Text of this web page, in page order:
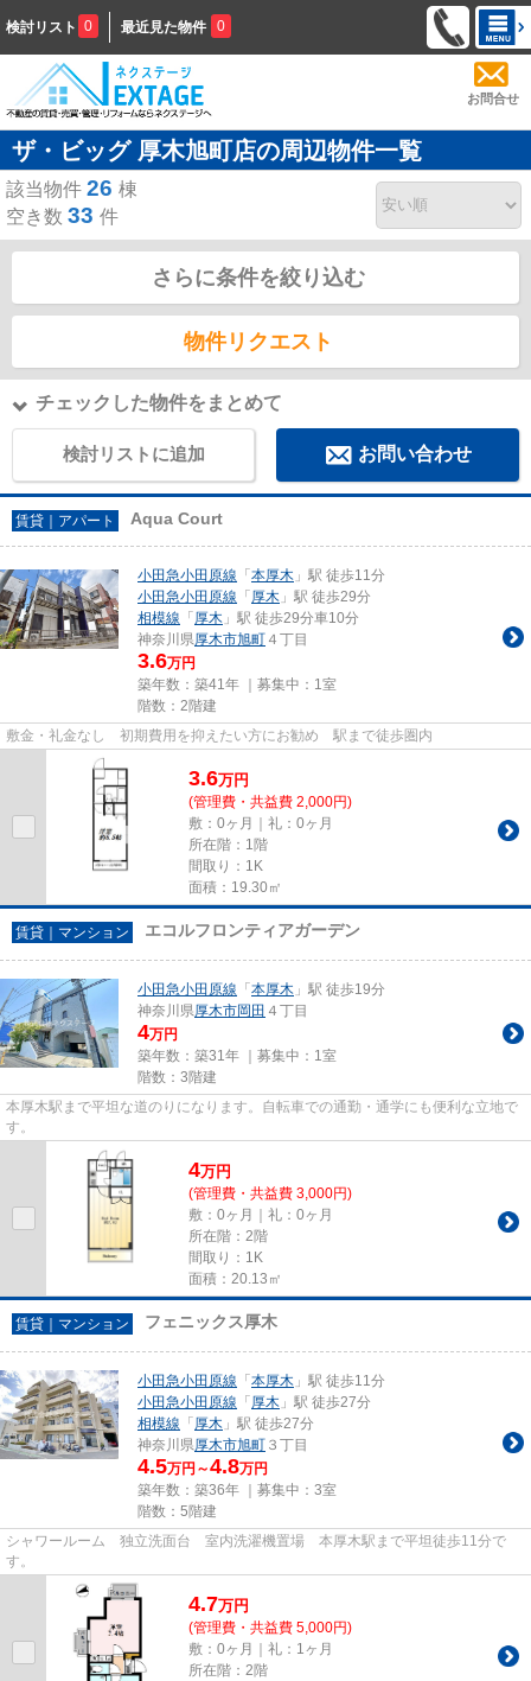
検討リスト 0 最近見た物件 0
お問合せ
ザ・ビッグ 厚木旭町店の周辺物件一覧
該当物件 26 棟
空き数 33 件
さらに条件を絞り込む
物件リクエスト
チェックした物件をまとめて
検討リストに追加 お問い合わせ
賃貸｜アパート Aqua Court
小田急小田原線 「本厚木 」駅 徒歩11分
小田急小田原線 「厚木 」駅 徒歩29分
相模線 「厚木 」駅 徒歩29分車10分
神奈川県厚木市旭町 ４丁目
3.6万円
築年数：築41年 ｜募集中： 1室
階数：2階建
敷金・礼金なし 初期費用を抑えたい方にお勧め 駅まで徒歩圏内
3.6万円
(管理費・共益費 2,000円)
敷：0ヶ月｜礼：0ヶ月
所在階：1階
間取り：1K
面積：19.30㎡
賃貸｜マンション エコルフロンティアガーデン
小田急小田原線 「本厚木 」駅 徒歩19分
神奈川県厚木市岡田 ４丁目
4万円
築年数：築31年 ｜募集中： 1室
階数：3階建
本厚木駅まで平坦な道のりになります。自転車での通勤・通学にも便利な立地で
す。
4万円
(管理費・共益費 3,000円)
敷：0ヶ月｜礼：0ヶ月
所在階：2階
間取り：1K
面積：20.13㎡
賃貸｜マンション フェニックス厚木
小田急小田原線 「本厚木 」駅 徒歩11分
小田急小田原線 「厚木 」駅 徒歩27分
相模線 「厚木 」駅 徒歩27分
神奈川県厚木市旭町 ３丁目
4.5万円～4.8万円
築年数：築36年 ｜募集中： 3室
階数：5階建
シャワールーム 独立洗面台 室内洗濯機置場 本厚木駅まで平坦徒歩11分で
す。
4.7万円
(管理費・共益費 5,000円)
敷：0ヶ月｜礼：1ヶ月
所在階：2階